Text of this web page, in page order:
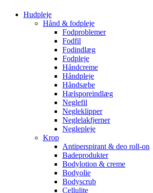
Hudpleje
Hånd & fodpleje
Fodproblemer
Fodfil
Fodindlæg
Fodpleje
Håndcreme
Håndpleje
Håndsæbe
Hælsporeindlæg
Neglefil
Negleklipper
Neglelakfjerner
Neglepleje
Krop
Antiperspirant & deo roll-on
Badeprodukter
Bodylotion & creme
Bodyolie
Bodyscrub
Cellulite